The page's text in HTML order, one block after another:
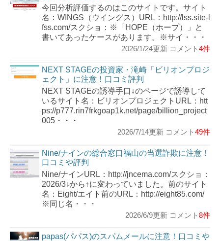
今回分析評価するのはこのサイトです。サイト
名：WINGS（ウイングス）URL：http://lss.site-l
fss.com/スクショ：※「HOPE（ホープ）」と
書いてあったケースがあります。※サイ・・・
2026/1/24更新 コメント 4件
NEXT STAGEの投資家・滝崎「ビリオンプロジ
ェクト」に注意！口コミ評判
NEXT STAGEの誘導手口↓のページで誘導して
いるサイト名：ビリオンプロジェクトURL：htt
ps://p777.rin7frkgoap1k.net/page/billion_project
005・・・
2026/7/14更新 コメント 49件
Nine/ナインの総合窓口福山の当選詐欺に注意！
口コミや評判
Nine/ナインURL：http://jncema.com/スクショ：
2026/3↓から↑に変わっていました。前のサイト
名：Eight/エイト前のURL：http://eight85.com/
※同じ名・・・
2026/6/9更新 コメント 8件
papas(パパス)のスパムメールに注意！口コミや